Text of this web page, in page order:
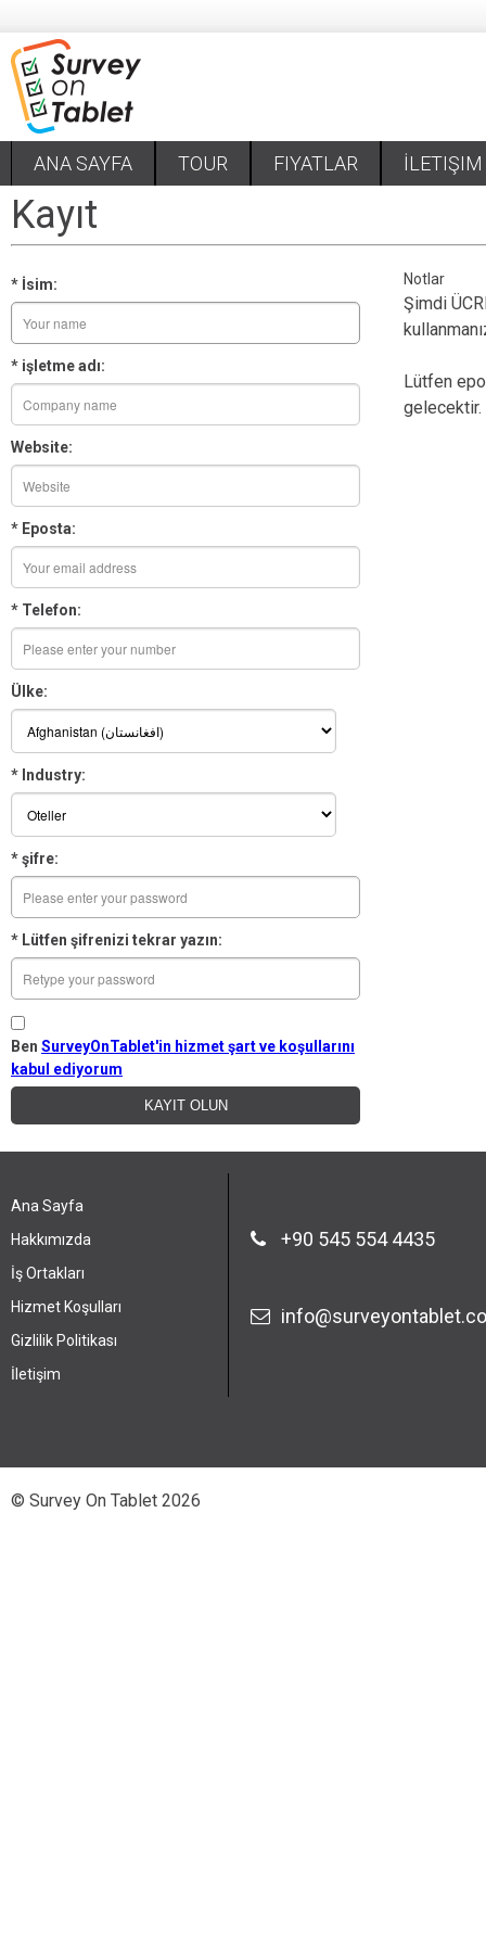
ANA SAYFA TOUR FIYATLAR İLETIŞIM
Kayıt
* İsim:
* işletme adı:
Website:
* Eposta:
* Telefon:
Ülke:
* Industry:
* şifre:
* Lütfen şifrenizi tekrar yazın:
Ben SurveyOnTablet'in hizmet şart ve koşullarını
kabul ediyorum
KAYIT OLUN
Notlar
Şimdi
Lütfen
gelecektir.
Ana Sayfa
Hakkımızda
İş Ortakları
Hizmet Koşulları
Gizlilik Politikası
İletişim
+90 545 554 4435
© Survey On Tablet 2026